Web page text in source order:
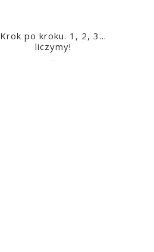
Krok po kroku. 1, 2, 3…
liczymy!